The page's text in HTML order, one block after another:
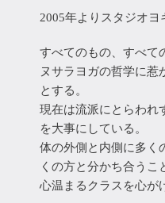
2005年よりスタジオヨ
すべてのもの、すべて
ヌサラヨガの哲学に惹
とする。
現在は流派にとらわれ
を大事にしている。
体の外側と内側に多く
くの方と分かち合うこ
心温まるクラスを心が